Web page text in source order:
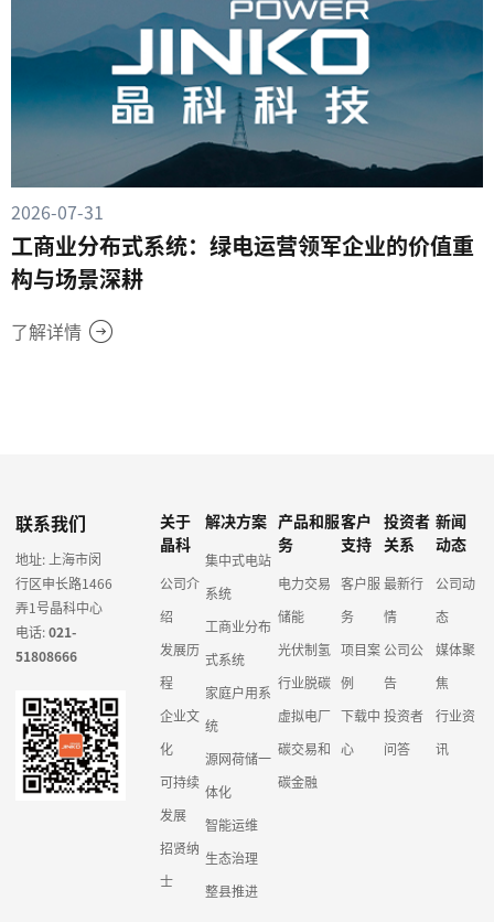
2026-07-31
工商业分布式系统：绿电运营领军企业的价值重
构与场景深耕
了解详情
联系我们
地址: 上海市闵
行区申长路1466
弄1号晶科中心
电话:021-
51808666
关于
晶科
公司介
绍
发展历
程
企业文
化
可持续
发展
招贤纳
士
解决方案
集中式电站
系统
工商业分布
式系统
家庭户用系
统
源网荷储一
体化
智能运维
生态治理
整县推进
产品和服
务
电力交易
储能
光伏制氢
行业脱碳
虚拟电厂
碳交易和
碳金融
客户
支持
客户服
务
项目案
例
下载中
心
投资者
关系
最新行
情
公司公
告
投资者
问答
新闻
动态
公司动
态
媒体聚
焦
行业资
讯